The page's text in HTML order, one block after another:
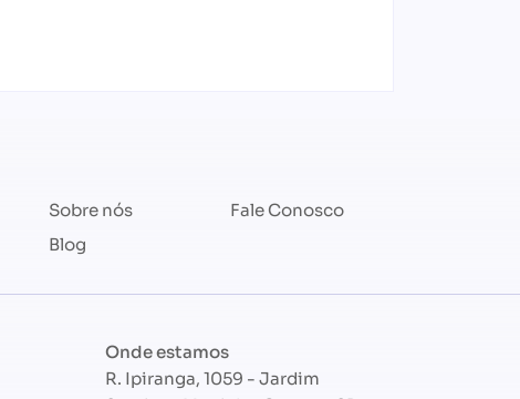
Sobre nós
Blog
Fale Conosco
Onde estamos
R. Ipiranga, 1059 - Jardim